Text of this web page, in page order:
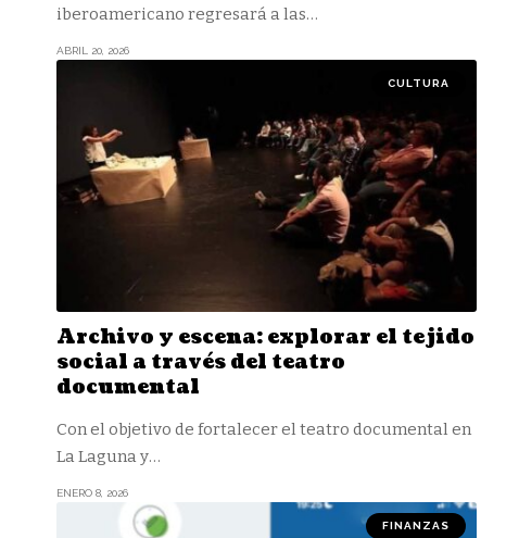
iberoamericano regresará a las…
ABRIL 20, 2026
CULTURA
Archivo y escena: explorar el tejido
social a través del teatro
documental
Con el objetivo de fortalecer el teatro documental en
La Laguna y…
ENERO 8, 2026
FINANZAS